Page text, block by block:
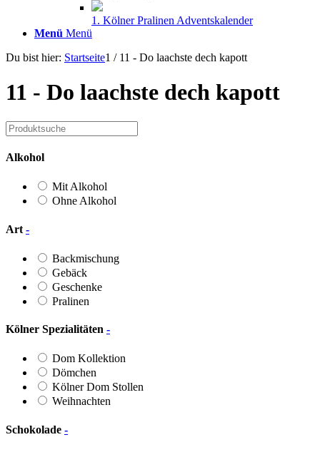
1. Kölner Pralinen Adventskalender
Menü Menü
Du bist hier: Startseite1 / 11 - Do laachste dech kapott
11 - Do laachste dech kapott
Alkohol
Mit Alkohol
Ohne Alkohol
Art -
Backmischung
Gebäck
Geschenke
Pralinen
Kölner Spezialitäten -
Dom Kollektion
Dömchen
Kölner Dom Stollen
Weihnachten
Schokolade -